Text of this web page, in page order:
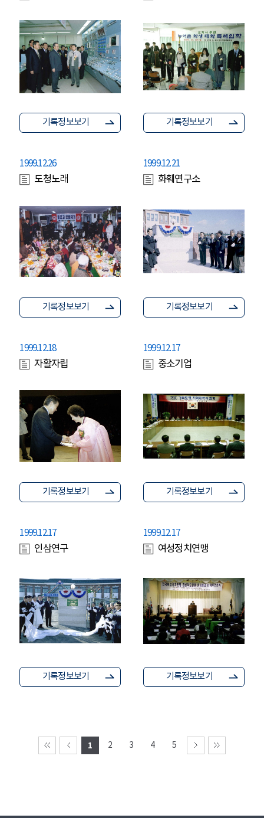
기록정보보기 기록정보보기
1999.12.26
도청노래
기록정보보기
1999.12.21
화훼연구소
기록정보보기
1999.12.18
자활자립
기록정보보기
1999.12.17
중소기업
기록정보보기
1999.12.17
인삼연구
기록정보보기
1999.12.17
여성정치연맹
기록정보보기
1 2 3 4 5